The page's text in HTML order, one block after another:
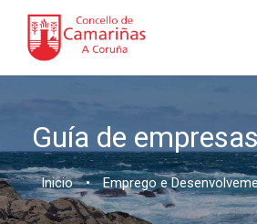
Guía de empresas
Inicio • Emprego e